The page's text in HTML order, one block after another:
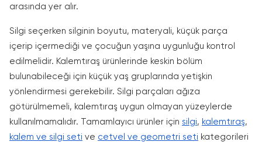
arasında yer alır.
Silgi seçerken silginin boyutu, materyali, küçük parça
içerip içermediği ve çocuğun yaşına uygunluğu kontrol
edilmelidir. Kalemtıraş ürünlerinde keskin bölüm
bulunabileceği için küçük yaş gruplarında yetişkin
yönlendirmesi gerekebilir. Silgi parçaları ağıza
götürülmemeli, kalemtıraş uygun olmayan yüzeylerde
kullanılmamalıdır. Tamamlayıcı ürünler için silgi, kalemtıraş,
kalem ve silgi seti ve cetvel ve geometri seti kategorileri